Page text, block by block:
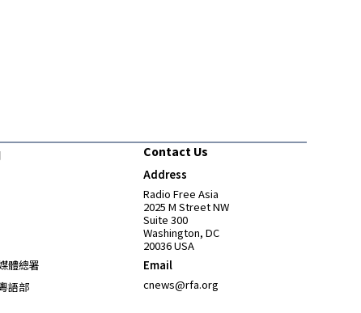
體總署 Opens in new window
語部Opens in new window
in new window
Contact Us
Address
Radio Free Asia
2025 M Street NW
Suite 300
Washington, DC
20036 USA
Email
cnews@rfa.org